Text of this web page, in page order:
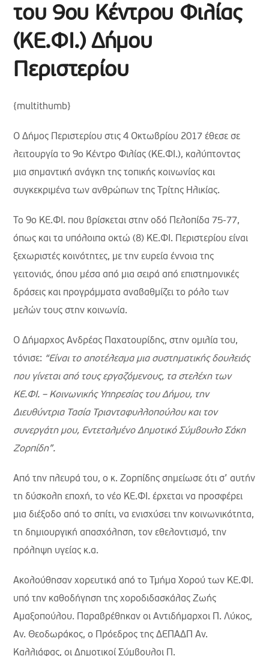
του 9ου Κέντρου Φιλίας
(ΚΕ.ΦΙ.) Δήμου
Περιστερίου
{multithumb}
Ο Δήμος Περιστερίου στις 4 Οκτωβρίου 2017 έθεσε σε
λειτουργία το 9ο Κέντρο Φιλίας (ΚΕ.ΦΙ.), καλύπτοντας
μια σημαντική ανάγκη της τοπικής κοινωνίας και
συγκεκριμένα των ανθρώπων της Τρίτης Ηλικίας.
Το 9ο ΚΕ.ΦΙ. που βρίσκεται στην οδό Πελοπίδα 75-77,
όπως και τα υπόλοιπα οκτώ (8) ΚΕ.ΦΙ. Περιστερίου είναι
ξεχωριστές κοινότητες, με την ευρεία έννοια της
γειτονιάς, όπου μέσα από μια σειρά από επιστημονικές
δράσεις και προγράμματα αναβαθμίζει το ρόλο των
μελών τους στην κοινωνία.
Ο Δήμαρχος Ανδρέας Παχατουρίδης, στην ομιλία του,
τόνισε: “Είναι το αποτέλεσμα μια συστηματικής δουλειάς
που γίνεται από τους εργαζόμενους, τα στελέχη των
ΚΕ.ΦΙ. – Κοινωνικής Υπηρεσίας του Δήμου, την
Διευθύντρια Τασία Τριανταφυλλοπούλου και τον
συνεργάτη μου, Εντεταλμένο Δημοτικό Σύμβουλο Σάκη
Ζορπίδη”.
Από την πλευρά του, ο κ. Ζορπίδης σημείωσε ότι σ’ αυτήν
τη δύσκολη εποχή, το νέο ΚΕ.ΦΙ. έρχεται να προσφέρει
μια διέξοδο από το σπίτι, να ενισχύσει την κοινωνικότητα,
τη δημιουργική απασχόληση, τον εθελοντισμό, την
πρόληψη υγείας κ.α.
Ακολούθησαν χορευτικά από το Τμήμα Χορού των ΚΕ.ΦΙ.
υπό την καθοδήγηση της χοροδιδασκάλας Ζωής
Αμαξοπούλου. Παραβρέθηκαν οι Αντιδήμαρχοι Π. Λύκος,
Αν. Θεοδωράκος, ο Πρόεδρος της ΔΕΠΑΔΠ Αν.
Καλλιάφας, οι Δημοτικοί Σύμβουλοι Π.